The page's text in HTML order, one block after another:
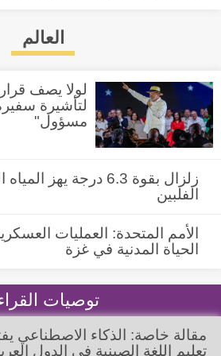
العالم
لولا يصف
لتأشيرة
مسؤول"
زلزال بقوة 6.3 درجة
الفلبين
الأمم المتحدة: العمليات
الحياة المدنية في غزة
توصيات
مقالة خاصة: الذكاء الاصطناعي
تعليم اللغة الصينية في الدول